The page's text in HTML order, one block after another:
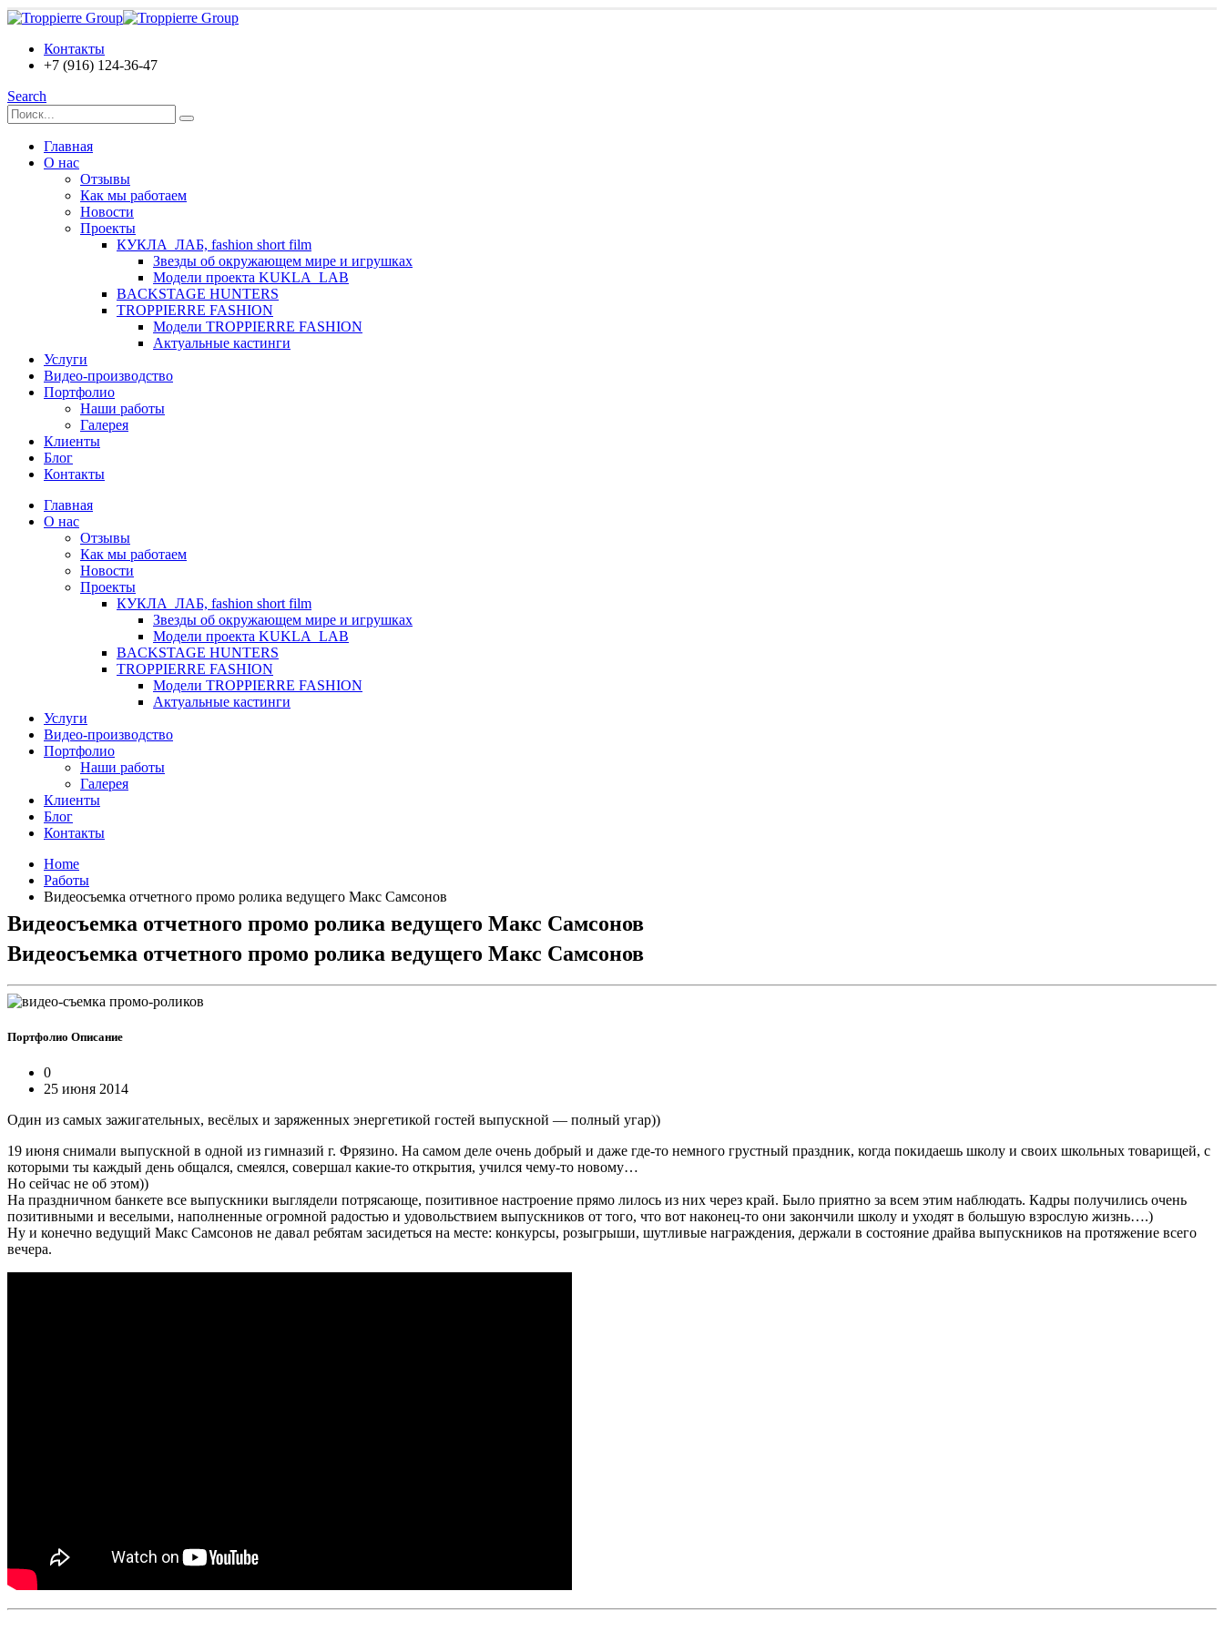
Контакты
+7 (916) 124-36-47
Search
Главная
О нас
Отзывы
Как мы работаем
Новости
Проекты
КУКЛА_ЛАБ, fashion short film
Звезды об окружающем мире и игрушках
Модели проекта KUKLA_LAB
BACKSTAGE HUNTERS
TROPPIERRE FASHION
Модели TROPPIERRE FASHION
Актуальные кастинги
Услуги
Видео-производство
Портфолио
Наши работы
Галерея
Клиенты
Блог
Контакты
Главная
О нас
Отзывы
Как мы работаем
Новости
Проекты
КУКЛА_ЛАБ, fashion short film
Звезды об окружающем мире и игрушках
Модели проекта KUKLA_LAB
BACKSTAGE HUNTERS
TROPPIERRE FASHION
Модели TROPPIERRE FASHION
Актуальные кастинги
Услуги
Видео-производство
Портфолио
Наши работы
Галерея
Клиенты
Блог
Контакты
Home
Работы
Видеосъемка отчетного промо ролика ведущего Макс Самсонов
Видеосъемка отчетного промо ролика ведущего Макс Самсонов
Видеосъемка отчетного промо ролика ведущего Макс Самсонов
Портфолио Описание
0
25 июня 2014
Один из самых зажигательных, весёлых и заряженных энергетикой гостей выпускной — полный угар))
19 июня снимали выпускной в одной из гимназий г. Фрязино. На самом деле очень добрый и даже где-то немного грустный праздник, когда покидаешь школу и своих школьных товарищей, с
которыми ты каждый день общался, смеялся, совершал какие-то открытия, учился чему-то новому…
Но сейчас не об этом))
На праздничном банкете все выпускники выглядели потрясающе, позитивное настроение прямо лилось из них через край. Было приятно за всем этим наблюдать. Кадры получились очень
позитивными и веселыми, наполненные огромной радостью и удовольствием выпускников от того, что вот наконец-то они закончили школу и уходят в большую взрослую жизнь….)
Ну и конечно ведущий Макс Самсонов не давал ребятам засидеться на месте: конкурсы, розыгрыши, шутливые награждения, держали в состояние драйва выпускников на протяжение всего
вечера.